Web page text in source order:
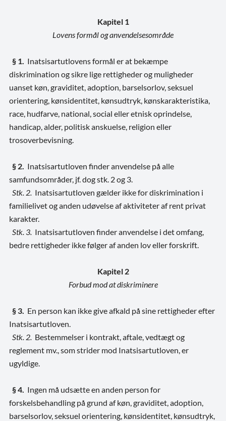
Kapitel 1
Lovens formål og anvendelsesområde
§ 1. Inatsisartutlovens formål er at bekæmpe
diskrimination og sikre lige rettigheder og muligheder
uanset køn, graviditet, adoption, barselsorlov, seksuel
orientering, kønsidentitet, kønsudtryk, kønskarakteristika,
race, hudfarve, national, social eller etnisk oprindelse,
handicap, alder, politisk anskuelse, religion eller
trosoverbevisning.
§ 2. Inatsisartutloven finder anvendelse på alle
samfundsområder, jf. dog stk. 2 og 3.
Stk. 2. Inatsisartutloven gælder ikke for diskrimination i
familielivet og anden udøvelse af aktiviteter af rent privat
karakter.
Stk. 3. Inatsisartutloven finder anvendelse i det omfang,
bedre rettigheder ikke følger af anden lov eller forskrift.
Kapitel 2
Forbud mod at diskriminere
§ 3. En person kan ikke give afkald på sine rettigheder efter
Inatsisartutloven.
Stk. 2. Bestemmelser i kontrakt, aftale, vedtægt og
reglement mv., som strider mod Inatsisartutloven, er
ugyldige.
§ 4. Ingen må udsætte en anden person for
forskelsbehandling på grund af køn, graviditet, adoption,
barselsorlov, seksuel orientering, kønsidentitet, kønsudtryk,